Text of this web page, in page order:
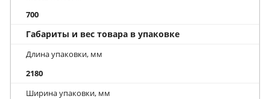
700
Габариты и вес товара в упаковке
Длина упаковки, мм
2180
Ширина упаковки, мм